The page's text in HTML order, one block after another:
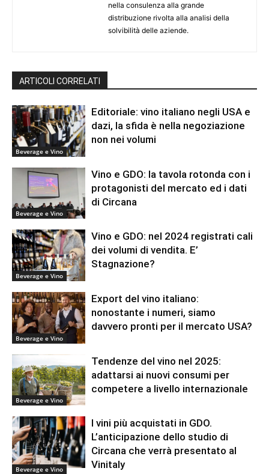
nella consulenza alla grande
distribuzione rivolta alla analisi della
solvibilità delle aziende.
ARTICOLI CORRELATI
Beverage e Vino
Editoriale: vino italiano negli USA e
dazi, la sfida è nella negoziazione
non nei volumi
Beverage e Vino
Vino e GDO: la tavola rotonda con i
protagonisti del mercato ed i dati
di Circana
Beverage e Vino
Vino e GDO: nel 2024 registrati cali
dei volumi di vendita. E’
Stagnazione?
Beverage e Vino
Export del vino italiano:
nonostante i numeri, siamo
davvero pronti per il mercato USA?
Beverage e Vino
Tendenze del vino nel 2025:
adattarsi ai nuovi consumi per
competere a livello internazionale
Beverage e Vino
I vini più acquistati in GDO.
L’anticipazione dello studio di
Circana che verrà presentato al
Vinitaly